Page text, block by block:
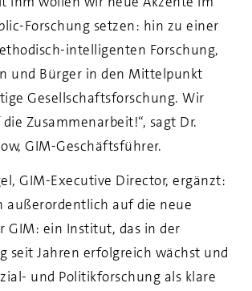
Forschung setzen: hin zu einer
intelligenten Forschung,
und Bürger in den Mittelpunkt
Gesellschaftsforschung. Wir
Zusammenarbeit!“, sagt Dr.
GIM-Geschäftsführer.
GIM-Executive Director, ergänzt:
außerordentlich auf die neue
GIM: ein Institut, das in der
seit Jahren erfolgreich wächst und
und Politikforschung als klare